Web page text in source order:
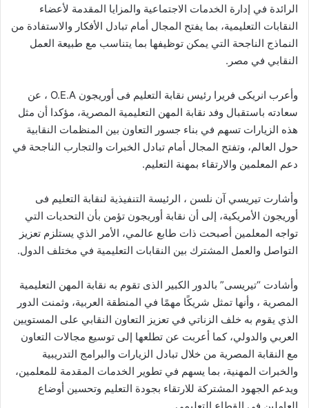
الرائدة في إدارة الخدمات الاجتماعية والمزايا المقدمة لأعضاء
النقابات التعليمية، بما يفتح المجال أمام تبادل الأفكار والاستفادة من
النماذج الناجحة التي يمكن توظيفها بما يتناسب مع طبيعة العمل
النقابي في مصر.
وأعرب انريكى فريرا رئيس نقابة التعليم فى أوريجون O.E.A ، عن
سعادته باستقبال وفد نقابة المهن التعليمية المصرية، مؤكدا أن مثل
هذه الزيارات تسهم في بناء جسور التعاون بين المنظمات النقابية
حول العالم، وتفتح المجال أمام تبادل الخبرات والتجارب الناجحة في
دعم المعلمين والارتقاء بمهنة التعليم.
وأشارت تيريسي آن نلسن ، الرئيسة التنفيذية لنقابة التعليم فى
أوريجون الأمريكية، إلى أن نقابة أوريجون تؤمن بأن التحديات التي
تواجه المعلمين أصبحت ذات طابع عالمي، الأمر الذي يستلزم تعزيز
التواصل والعمل المشترك بين النقابات التعليمية في مختلف الدول.
وأشادت “تيريسى” بالدور الكبير الذى تقوم به نقابة المهن التعليمية
المصرية ، وأنها تمثل شريكًا مهمًا في المنطقة العربية، وثمنت الدور
الذي يقوم به خلف الزناتي في تعزيز التعاون النقابي على المستويين
العربي والدولي، كما أعربت عن تطلعها إلى توسيع مجالات التعاون
مع النقابة المصرية من خلال تبادل الزيارات والبرامج التدريبية
والخبرات المهنية، بما يسهم في تطوير الخدمات المقدمة للمعلمين،
ويدعم الجهود المشتركة للارتقاء بجودة التعليم وتحسين أوضاع